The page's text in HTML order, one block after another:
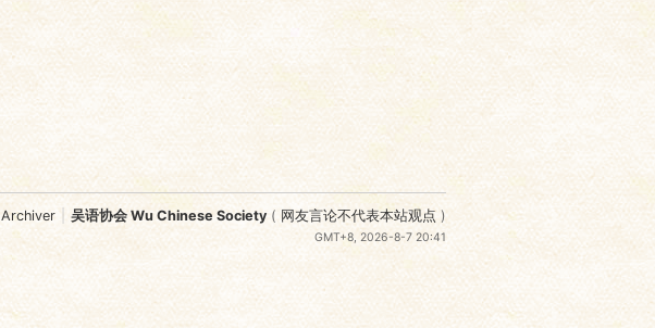
Archiver 吴语协会 Wu Chinese Society ( 网友言论不代表本站观点 )
GMT+8, 2026-8-7 20:41